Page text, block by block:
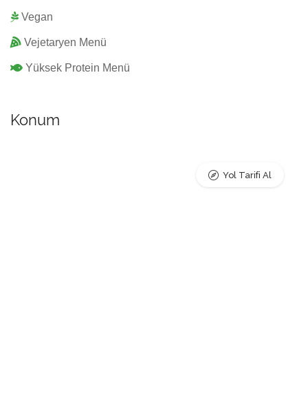
Vegan
Vejetaryen Menü
Yüksek Protein Menü
Konum
Yol Tarifi Al